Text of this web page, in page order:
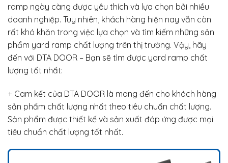
ramp ngày càng được yêu thích và lựa chọn bởi nhiều
doanh nghiệp. Tuy nhiên, khách hàng hiện nay vẫn còn
rất khó khăn trong việc lựa chọn và tìm kiếm những sản
phẩm yard ramp chất lượng trên thị trường. Vậy, hãy
đến với DTA DOOR – Bạn sẽ tìm được yard ramp chất
lượng tốt nhất:
+ Cam kết của DTA DOOR là mang đến cho khách hàng
sản phẩm chất lượng nhất theo tiêu chuẩn chất lượng.
Sản phẩm được thiết kế và sản xuất đáp ứng được mọi
tiêu chuẩn chất lượng tốt nhất.